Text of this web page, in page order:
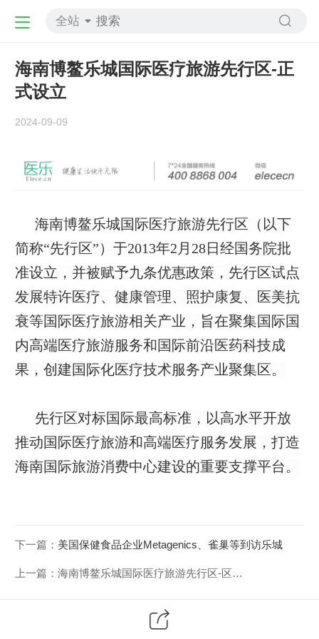
全站
海南博鳌乐城国际医疗旅游先行区-正
式设立
2024-09-09
海南博鳌乐城国际医疗旅游先行区（以下
简称“先行区”）于2013年2月28日经国务院批
准设立，并被赋予九条优惠政策，先行区试点
发展特许医疗、健康管理、照护康复、医美抗
衰等国际医疗旅游相关产业，旨在聚集国际国
内高端医疗旅游服务和国际前沿医药科技成
果，创建国际化医疗技术服务产业聚集区。
先行区对标国际最高标准，以高水平开放
推动国际医疗旅游和高端医疗服务发展，打造
海南国际旅游消费中心建设的重要支撑平台。
下一篇： 美国保健食品企业Metagenics、雀巢等到访乐城
上一篇： 海南博鳌乐城国际医疗旅游先行区-区位优势